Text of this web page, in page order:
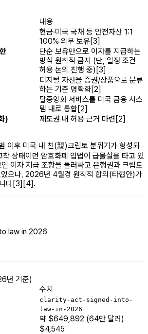
내용
현금·미국 국채 등 안전자산 1:1
100% 의무 보유[3]
단순 보유만으로 이자를 지급하는
방식 원칙적 금지 (단, 일정 조건
허용 논의 진행 중)[3]
디지털 자산을 증권/상품으로 분류
하는 기준 명확화[2]
탈중앙화 서비스를 미국 금융 시스
템 내로 통합[2]
)
제도권 내 허용 근거 마련[2]
이후 미국 내 친(親)크립토 분위기가 형성되
상태이던 암호화폐 입법이 급물살을 타고 있
이자 지급 조항을 둘러싸고 은행권과 크립토
었으나, 2026년 4월경 원칙적 합의(타협안)가
니다[3][4].
law in 2026
년 기준)
수치
clarity-act-signed-into-
law-in-2026
약 $649,892 (64만 달러)
$4,545